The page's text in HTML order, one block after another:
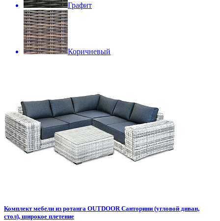
Графит
Коричневый
Комплект мебели из ротанга OUTDOOR Санторини (угловой диван,
стол), широкое плетение